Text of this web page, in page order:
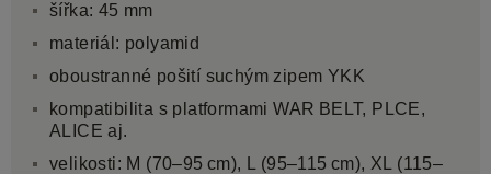
šířka: 45 mm
materiál: polyamid
oboustranné pošití suchým zipem YKK
kompatibilita s platformami WAR BELT, PLCE,
ALICE aj.
velikosti: M (70–95 cm), L (95–115 cm), XL (115–